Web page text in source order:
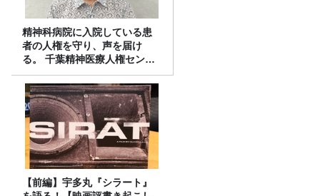
精神科病院に入院している患
者の人権を守り、声を届け
る。 千葉精神医療人権センタ
ーの取り組み
【前編】宇多丸『シラート』